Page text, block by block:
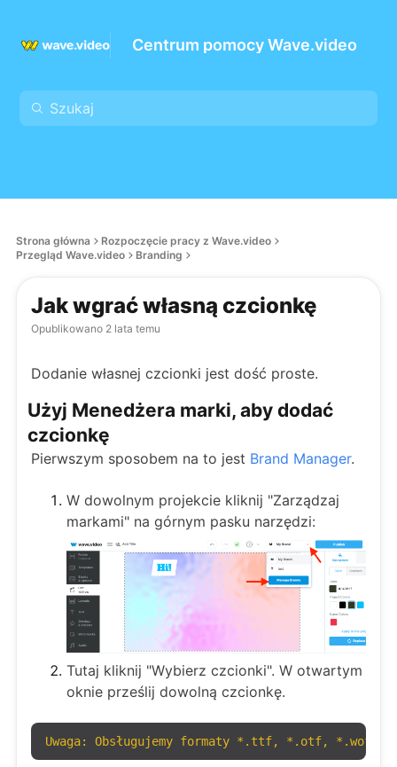
Centrum pomocy Wave.video
Strona główna
Rozpoczęcie pracy z Wave.video
Przegląd Wave.video
Branding
Jak wgrać własną czcionkę
Opublikowano 2 lata temu
Dodanie własnej czcionki jest dość proste.
Użyj Menedżera marki, aby dodać
czcionkę
Pierwszym sposobem na to jest Brand Manager.
W dowolnym projekcie kliknij "Zarządzaj
markami" na górnym pasku narzędzi:
Tutaj kliknij "Wybierz czcionki". W otwartym
oknie prześlij dowolną czcionkę.
Uwaga: Obsługujemy formaty *.ttf, *.otf, *.woff.